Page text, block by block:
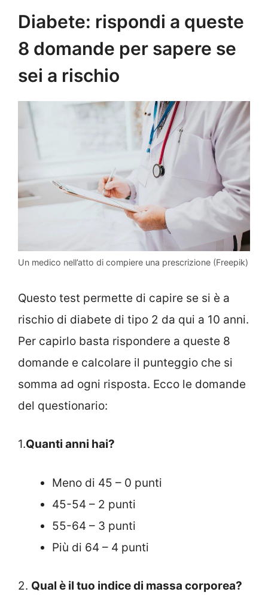
Diabete: rispondi a queste
8 domande per sapere se
sei a rischio
Un medico nell’atto di compiere una prescrizione (Freepik)
Questo test permette di capire se si è a
rischio di diabete di tipo 2 da qui a 10 anni.
Per capirlo basta rispondere a queste 8
domande e calcolare il punteggio che si
somma ad ogni risposta. Ecco le domande
del questionario:
1.Quanti anni hai?
Meno di 45 – 0 punti
45-54 – 2 punti
55-64 – 3 punti
Più di 64 – 4 punti
2. Qual è il tuo indice di massa corporea?